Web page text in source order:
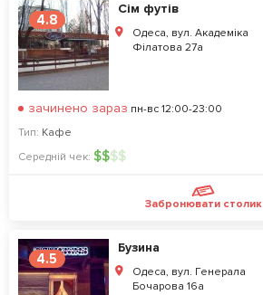
4.8
Сім футів
Одеса, вул. Академіка
Філатова 27а
зачинено зараз пн-вс 12:00-23:00
Тип: Кафе
Середній чек: $$$$
Забронювати столик
4.5
Бузина
Одеса, вул. Генерала
Бочарова 16а